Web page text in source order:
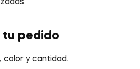
tu pedido
color y cantidad.